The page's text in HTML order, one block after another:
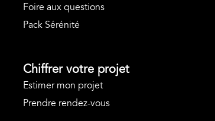
Foire aux questions
Pack Sérénité
Chiffrer votre projet
Estimer mon projet
Prendre rendez-vous